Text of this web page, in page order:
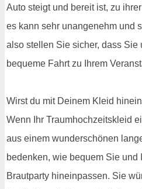
Auto steigt und bereit ist, zu
es kann sehr unangenehm und
also stellen Sie sicher, dass Sie
bequeme Fahrt zu Ihrem
Wirst du mit Deinem Kleid
Wenn Ihr Traumhochzeitskleid
aus einem wunderschönen
bedenken, wie bequem Sie und
Brautparty hineinpassen. Sie